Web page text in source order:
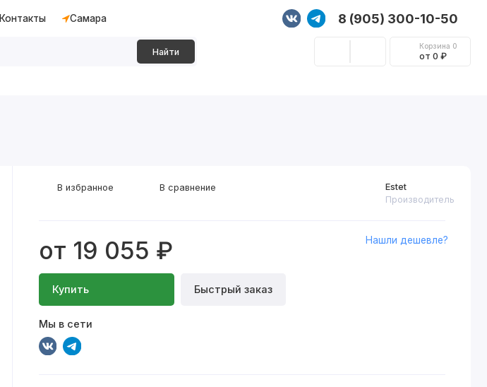
Контакты Самара 8 (905) 300-10-50
Найти
Корзина 0
от 0 ₽
Estet
Производитель
от 19 055 ₽
Купить Быстрый заказ
Нашли дешевле?
Мы в сети
В избранное В сравнение